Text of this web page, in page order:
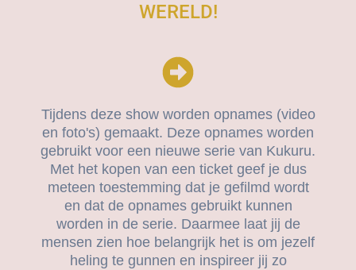
WERELD!
Tijdens deze show worden opnames (video
en foto's) gemaakt. Deze opnames worden
gebruikt voor een nieuwe serie van Kukuru.
Met het kopen van een ticket geef je dus
meteen toestemming dat je gefilmd wordt
en dat de opnames gebruikt kunnen
worden in de serie. Daarmee laat jij de
mensen zien hoe belangrijk het is om jezelf
heling te gunnen en inspireer jij zo